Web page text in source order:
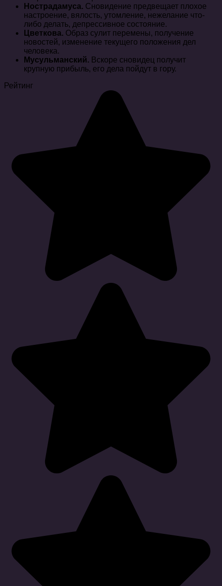
Нострадамуса. Сновидение предвещает плохое
настроение, вялость, утомление, нежелание что-
либо делать, депрессивное состояние.
Цветкова. Образ сулит перемены, получение
новостей, изменение текущего положения дел
человека.
Мусульманский. Вскоре сновидец получит
крупную прибыль, его дела пойдут в гору.
Рейтинг